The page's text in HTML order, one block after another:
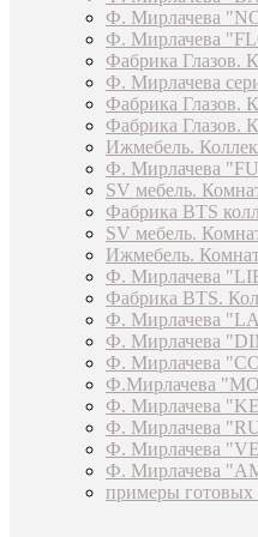
Ф. Мирлачева
Ф. Мирлачева
Фабрика Глазов.
Ф. Мирлачева
Фабрика Глазов.
Фабрика Глазов.
Ижмебель.
Ф. Мирлачева
SV мебель.
Фабрика BTS
SV мебель.
Ижмебель.
Ф. Мирлачева
Фабрика BTS.
Ф. Мирлачева
Ф. Мирлачева
Ф. Мирлачева
Ф.Мирлачева
Ф. Мирлачева
Ф. Мирлачева
Ф. Мирлачева
Ф. Мирлачева
примеры готовых